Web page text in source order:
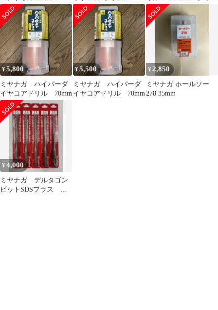
16.0mm
ク
¥5,800
ミヤナガ ハイパーダ
イヤコアドリル 70mm
¥5,500
ミヤナガ ハイパーダ
イヤコアドリル 70mm
¥2,850
ミヤナガ ホールソー
278 35mm
¥4,000
ミヤナガ デルタゴン
ビットSDSプラス デ